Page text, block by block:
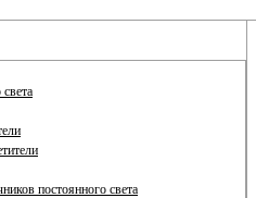
постоянного света